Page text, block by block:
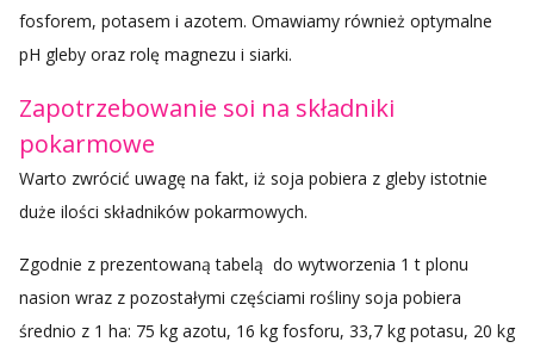
fosforem, potasem i azotem. Omawiamy również optymalne
pH gleby oraz rolę magnezu i siarki.
Zapotrzebowanie soi na składniki
pokarmowe
Warto zwrócić uwagę na fakt, iż soja pobiera z gleby istotnie
duże ilości składników pokarmowych.
Zgodnie z prezentowaną tabelą do wytworzenia 1 t plonu
nasion wraz z pozostałymi częściami rośliny soja pobiera
średnio z 1 ha: 75 kg azotu, 16 kg fosforu, 33,7 kg potasu, 20 kg